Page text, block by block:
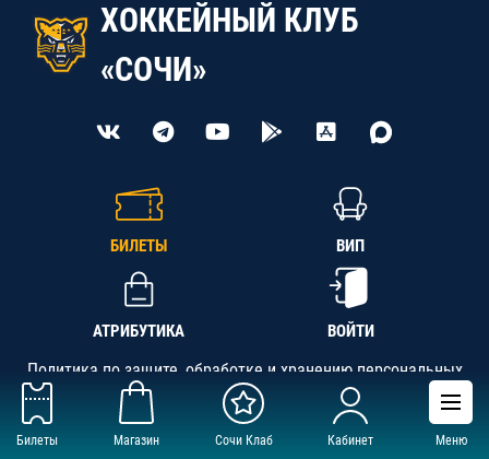
Билеты Магазин Сочи Клаб Кабинет Меню
ХОККЕЙНЫЙ КЛУБ
«СОЧИ»
БИЛЕТЫ ВИП
АТРИБУТИКА ВОЙТИ
Политика по защите, обработке и хранению персональных
данных
АНО «СК «Кубань-Регион», ОГРН 1142300002349,